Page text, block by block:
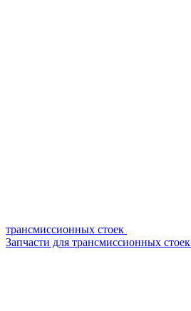
трансмиссионных стоек
Запчасти для трансмиссионных стоек